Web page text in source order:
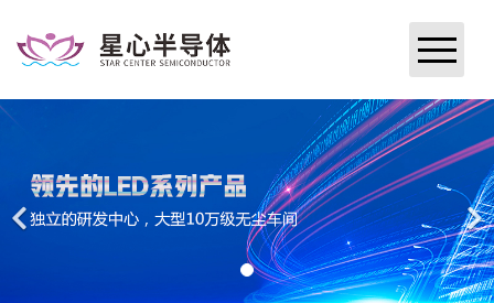
关于星心
新闻中心